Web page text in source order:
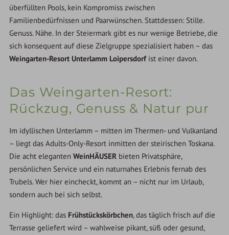
überfüllten Pools, kein Kompromiss zwischen
Familienbedürfnissen und Paarwünschen. Stattdessen: Stille.
Genuss. Nähe. In der Steiermark gibt es nur wenige Betriebe, die
sich konsequent auf diese Zielgruppe spezialisiert haben – das
Weingarten-Resort Unterlamm Loipersdorfist einer davon.
Das Weingarten-Resort:
Rückzug, Genuss & Natur pur
Im idyllischen Unterlamm – mitten im Thermen- und Vulkanland
– liegt das Adults-Only-Resort inmitten der steirischen Toskana.
Die acht elegantenWeinHÄUSER bieten Privatsphäre,
persönlichen Service und ein naturnahes Erlebnis fernab des
Trubels. Wer hier eincheckt, kommt an – nicht nur im Urlaub,
sondern auch bei sich selbst.
Ein Highlight: das Frühstückskörbchen, das täglich frisch auf die
Terrasse geliefert wird – wahlweise pikant, süß oder gesund,